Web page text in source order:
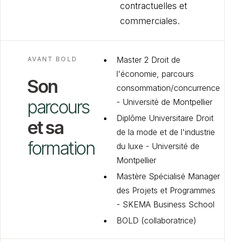
contractuelles et
commerciales.
AVANT BOLD
Son
parcours
et sa
formation
Master 2 Droit de
l'économie, parcours
consommation/concurrence
- Université de Montpellier
Diplôme Universitaire Droit
de la mode et de l'industrie
du luxe - Université de
Montpellier
Mastère Spécialisé Manager
des Projets et Programmes
- SKEMA Business School
BOLD (collaboratrice)